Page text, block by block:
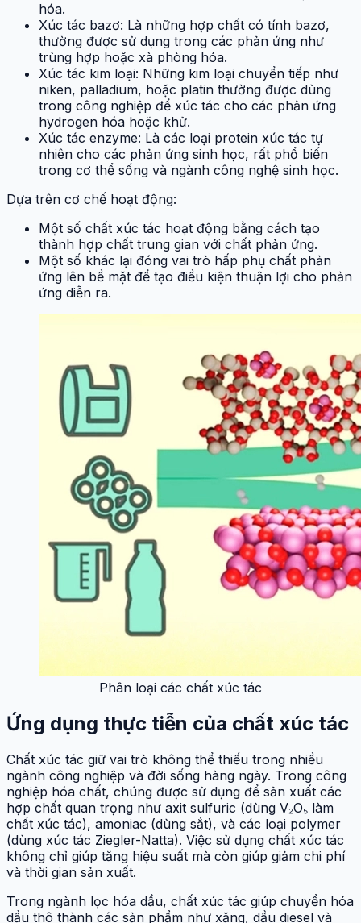
hóa.
Xúc tác bazơ: Là những hợp chất có tính bazơ,
thường được sử dụng trong các phản ứng như
trùng hợp hoặc xà phòng hóa.
Xúc tác kim loại: Những kim loại chuyển tiếp như
niken, palladium, hoặc platin thường được dùng
trong công nghiệp để xúc tác cho các phản ứng
hydrogen hóa hoặc khử.
Xúc tác enzyme: Là các loại protein xúc tác tự
nhiên cho các phản ứng sinh học, rất phổ biến
trong cơ thể sống và ngành công nghệ sinh học.
Dựa trên cơ chế hoạt động:
Một số chất xúc tác hoạt động bằng cách tạo
thành hợp chất trung gian với chất phản ứng.
Một số khác lại đóng vai trò hấp phụ chất phản
ứng lên bề mặt để tạo điều kiện thuận lợi cho phản
ứng diễn ra.
Phân loại các chất xúc tác
Ứng dụng thực tiễn của chất xúc tác
Chất xúc tác giữ vai trò không thể thiếu trong nhiều
ngành công nghiệp và đời sống hàng ngày. Trong công
nghiệp hóa chất, chúng được sử dụng để sản xuất các
hợp chất quan trọng như axit sulfuric (dùng V₂O₅ làm
chất xúc tác), amoniac (dùng sắt), và các loại polymer
(dùng xúc tác Ziegler-Natta). Việc sử dụng chất xúc tác
không chỉ giúp tăng hiệu suất mà còn giúp giảm chi phí
và thời gian sản xuất.
Trong ngành lọc hóa dầu, chất xúc tác giúp chuyển hóa
dầu thô thành các sản phẩm như xăng, dầu diesel và